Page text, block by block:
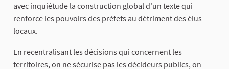
avec inquiétude la construction global d'un texte qui
renforce les pouvoirs des préfets au détriment des élus
locaux.
En recentralisant les décisions qui concernent les
territoires, on ne sécurise pas les décideurs publics, on